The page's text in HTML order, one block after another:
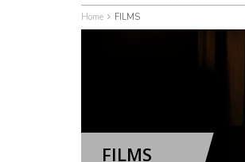
Home FILMS
FILMS